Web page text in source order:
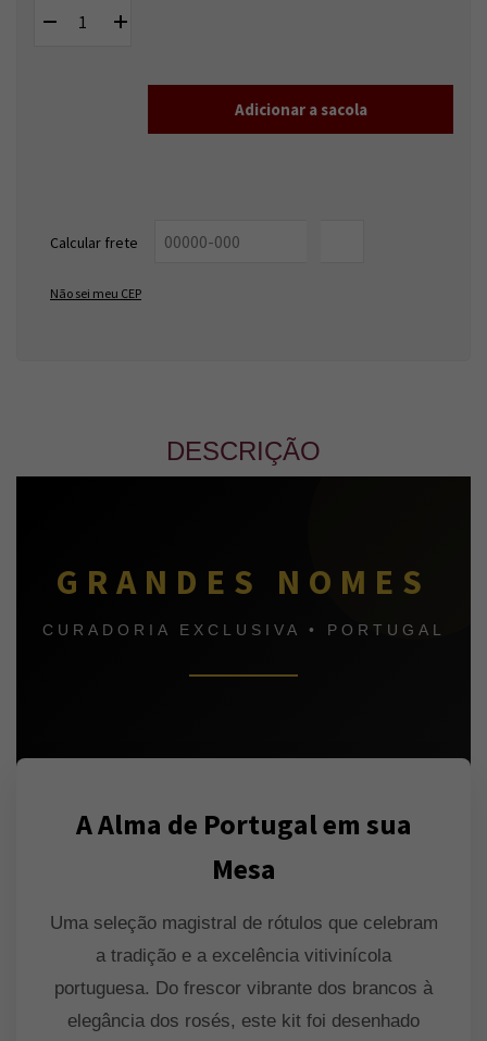
Calcular frete
Não sei meu CEP
DESCRIÇÃO
GRANDES NOMES
CURADORIA EXCLUSIVA • PORTUGAL
A Alma de Portugal em sua
Mesa
Uma seleção magistral de rótulos que celebram
a tradição e a excelência vitivinícola
portuguesa. Do frescor vibrante dos brancos à
elegância dos rosés, este kit foi desenhado